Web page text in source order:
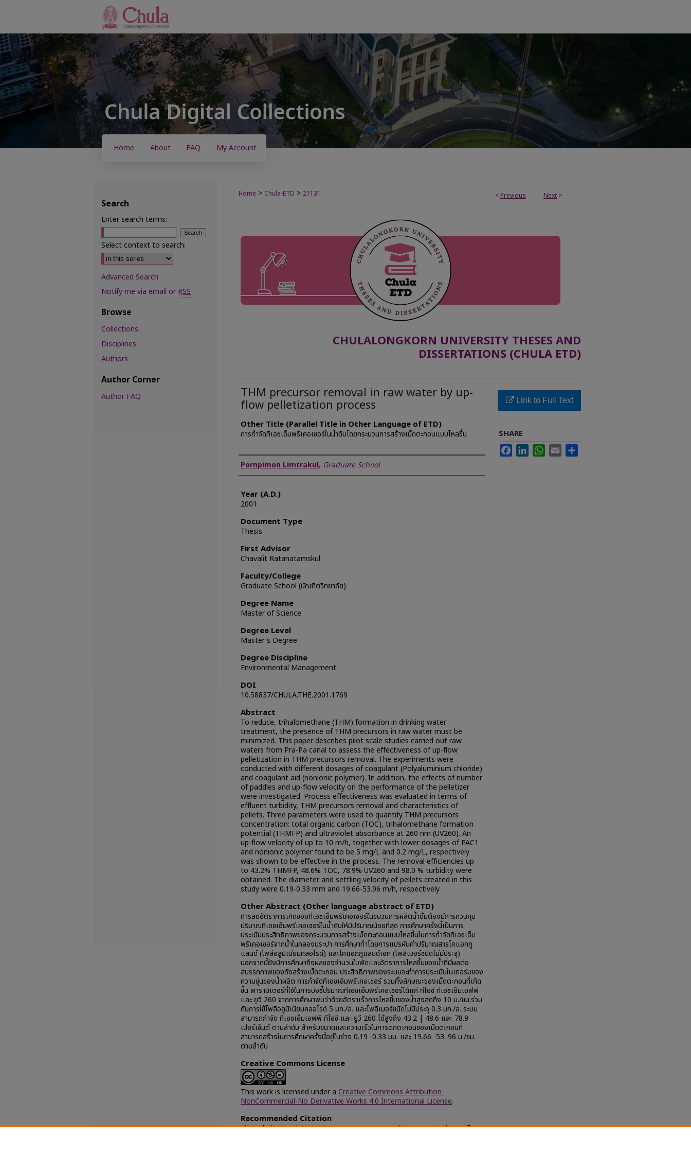
Home About FAQ My Account
< Previous Next >
Home > Chula-ETD > 21131
CHULALONGKORN UNIVERSITY THESES AND
DISSERTATIONS (CHULA ETD)
THM precursor removal in raw water by up-
flow pelletization process
Other Title (Parallel Title in Other Language of ETD)
การกำจัดทีเอชเอ็มพรีเคอเซอร์ในน้ำดิบโดยกระบวนการสร้างเม็ดตะกอนแบบไหลขึ้น
Author
Pornpimon Limtrakul, Graduate School
Year (A.D.)
2001
Document Type
Thesis
First Advisor
Chavalit Ratanatamskul
Faculty/College
Graduate School (บัณฑิตวิทยาลัย)
Degree Name
Master of Science
Degree Level
Master's Degree
Degree Discipline
Environmental Management
DOI
10.58837/CHULA.THE.2001.1769
Abstract
To reduce, trihalomethane (THM) formation in drinking water
treatment, the presence of THM precursors in raw water must be
minimized. This paper describes pilot scale studies carried out raw
waters from Pra-Pa canal to assess the effectiveness of up-flow
pelletization in THM precursors removal. The experiments were
conducted with different dosages of coagulant (Polyaluminium chloride)
and coagulant aid (nonionic polymer). In addition, the effects of number
of paddles and up-flow velocity on the performance of the pelletizer
were investigated. Process effectiveness was evaluated in terms of
effluent turbidity, THM precursors removal and characteristics of
pellets. Three parameters were used to quantify THM precursors
concentration: total organic carbon (TOC), trihalomethane formation
potential (THMFP) and ultraviolet absorbance at 260 nm (UV260). An
up-flow velocity of up to 10 m/h, together with lower dosages of PAC1
and nonionic polymer found to be 5 mg/L and 0.2 mg/L, respectively
was shown to be effective in the process. The removal efficiencies up
to 43.2% THMFP, 48.6% TOC, 78.9% UV260 and 98.0 % turbidity were
obtained. The diameter and settling velocity of pellets created in this
study were 0.19-0.33 mm and 19.66-53.96 m/h, respectively
Other Abstract (Other language abstract of ETD)
การลดอัตราการเกิดของทีเอชเอ็มพรีเคอเซอร์ในขบวนการผลิตนํ้าดื่มต้องมีการควบคุม
ปริมาณทีเอชเอ็มพรีเคอเซอร์ในนํ้าดิบให้มีปริมาณน้อยที่สุด การศึกษาครั้งนี้เป็นการ
ประเมินประสิทธิภาพของกระบวนการสร้างเม็ดตะกอนแบบไหลขึ้นในการกำจัดทีเอชเอ็ม
พรีเคอเซอร์จากน้ำในคลองประปา การศึกษาทำโดยการแปรผันค่าปริมาณสารโคแอกกู
แลนด์ (โพลีอลูมิเนียมคลอไรด์) และโคแอกกูแลนด์เอท (โพลีเมอร์ชนิดไม่มีประจุ)
นอกจากนี้ยังมีการศึกษาถึงผลของจำนวนใบพัดและอัตราการไหลขึ้นของน้ำที่มีผลต่อ
สมรรถภาพของถังสร้างเม็ดตะกอน ประสิทธิภาพของระบบจะทำการประเมินในเทอร์มของ
ความขุ่นของน้ำผลิต การกำจัดทีเอชเอิมพรีเคอเซอร์ รวมทั้งลักษณะของเม็ดตะกอนที่เกิด
ขึ้น พารามิเตอร์ที่ใช้ในการบ่งชี้ปริมาณทีเอชเอ็มพรีเคอเซอร์ได้แก่ ทีโอซี ทีเอชเอ็มเอฟพี
และ ยูวี 260 จากการศึกษาพบว่าด้วยอัตราเร็วการไหลขึ้นของน้ำสูงสุดถึง 10 ม./ชม.ร่วม
กับการใช้โพลีอลูมิเนียมคลอไรด์ 5 มก./ล. และโพลีเมอร์ชนิดไม่มีประจุ 0.3 มก./ล. ระบบ
สามารถกำจัด ทีเอชเอ็มเอฟพี ทีโอซี และ ยูวี 260 ได้สูงถึง 43.2 | 48.6 และ 78.9
เปอร์เซ็นต์ ตามลำดับ สำหรับขนาดและความเร็วในการตกตะกอนของเม็ดตะกอนที่
สามารถสร้างในการศึกษาครั้งนี้อยู่ในช่วง 0.19 -0.33 มม. และ 19.66 -53 .96 ม./ชม.
ตามลำดับ
Creative Commons License
This work is licensed under a Creative Commons Attribution-
NonCommercial-No Derivative Works 4.0 International License.
Recommended Citation
Limtrakul, Pornpimon, "THM precursor removal in raw water by up-flow
Link to Full Text
SHARE
FacebookLinkedInWhatsApp
Email
Search
Enter search terms:
Select context to search:
Advanced Search
Notify me via email orRSS
Browse
Collections
Disciplines
Authors
Author Corner
Author FAQ